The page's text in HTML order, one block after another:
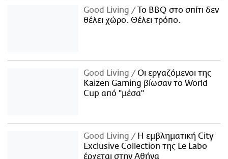
Good Living
Το BBQ στο σπίτι δεν
θέλει χώρο. Θέλει τρόπο.
Good Living
Οι εργαζόμενοι της
Kaizen Gaming βίωσαν το World
Cup από "μέσα"
Good Living
Η εμβληματική City
Exclusive Collection της Le Labo
έρχεται στην Αθήνα